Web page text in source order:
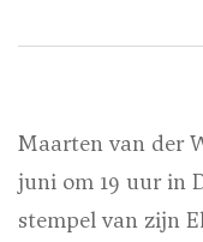
Maarten van der
juni om 19 uur in
stempel van zijn